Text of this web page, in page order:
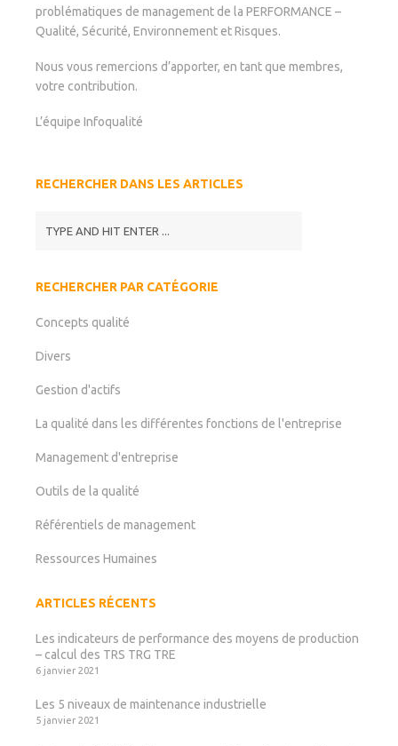
problématiques de management de la PERFORMANCE –
Qualité, Sécurité, Environnement et Risques.
Nous vous remercions d’apporter, en tant que membres,
votre contribution.
L’équipe Infoqualité
RECHERCHER DANS LES ARTICLES
RECHERCHER PAR CATÉGORIE
Concepts qualité
Divers
Gestion d'actifs
La qualité dans les différentes fonctions de l'entreprise
Management d'entreprise
Outils de la qualité
Référentiels de management
Ressources Humaines
ARTICLES RÉCENTS
Les indicateurs de performance des moyens de production
– calcul des TRS TRG TRE
6 janvier 2021
Les 5 niveaux de maintenance industrielle
5 janvier 2021